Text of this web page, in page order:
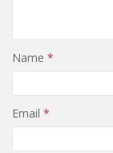
Name *
Email *